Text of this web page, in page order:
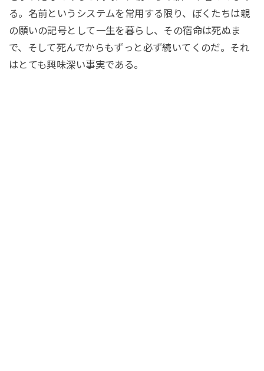
る。名前というシステムを常用する限り、ぼくたちは親
の願いの記号として一生を暮らし、その宿命は死ぬま
で、そして死んでからもずっと必ず続いてくのだ。それ
はとても興味深い事実である。